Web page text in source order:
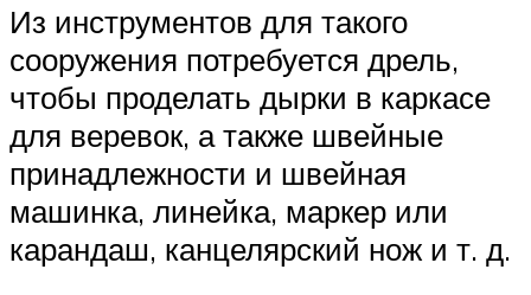
Из инструментов для такого
сооружения потребуется дрель,
чтобы проделать дырки в каркасе
для веревок, а также швейные
принадлежности и швейная
машинка, линейка, маркер или
карандаш, канцелярский нож и т. д.